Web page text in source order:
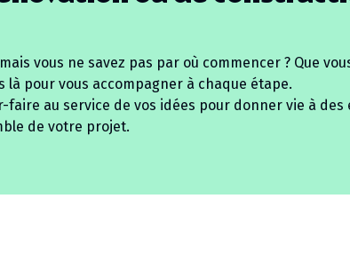
vous ne savez pas par où commencer ? Que
là pour vous accompagner à chaque étape.
faire au service de vos idées pour donner vie à
de votre projet.